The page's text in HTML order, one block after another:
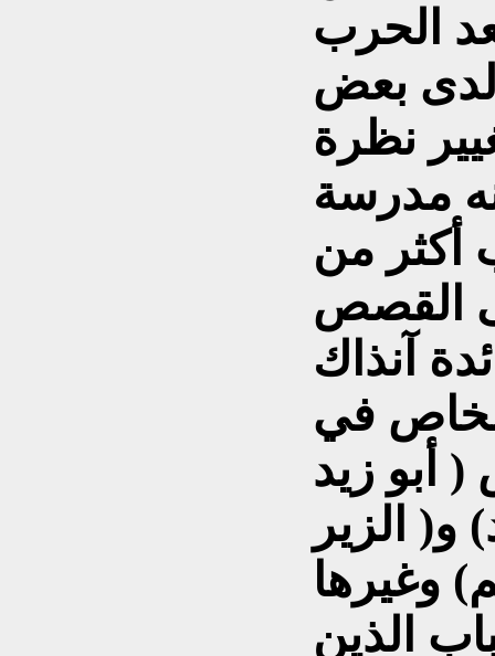
الحرب
لدى بعض
نظرة
مدرسة
أكثر من
القصص
آنذاك
في
أبو زيد
و( الزير
الذين